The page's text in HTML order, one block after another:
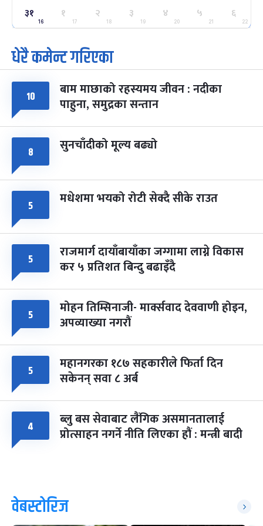
२५
मंगल
ग्याल्पो ल्होसार
फाल्गुन २५, २०८३ Mar 9, 2027
७ महिना बाँकी
७
आइत
पूर्णिमा व्रत
चैत्र ७, २०८३-Mar 21, 2027
८ फागुपूर्णिमा
चैत्र ८, २०८३-Mar 22, 2027
७ महिना बाँकी
३१
16
१
17
२
18
३
19
४
20
५
21
६
22
धेरै कमेन्ट गरिएका
१० बाम माछाको रहस्यमय जीवन : नदीका
पाहुना, समुद्रका सन्तान
८ सुनचाँदीको मूल्य बढ्यो
५ मधेशमा भयको रोटी सेक्दै सीके राउत
५ राजमार्ग दायाँबायाँका जग्गामा लाग्ने विकास
कर ५ प्रतिशत बिन्दु बढाइँदै
५ मोहन तिम्सिनाजी- मार्क्सवाद देववाणी होइन,
अपव्याख्या नगरौं
५ महानगरका १८७ सहकारीले फिर्ता दिन
सकेनन् सवा ८ अर्ब
४ ब्लु बस सेवाबाट लैंगिक असमानतालाई
प्रोत्साहन नगर्ने नीति लिएका हौं : मन्त्री बादी
वेबस्टोरिज